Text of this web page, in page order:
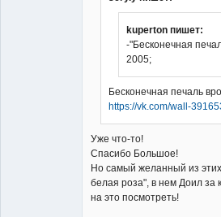
kuperton пишет:
-"Бесконечная
2005;
Бесконечная печаль
https://vk.com/wall-
Уже что-то!
Спасибо Большое!
Но самый желанный из
белая роза", в нем Доил за
на это посмотреть!